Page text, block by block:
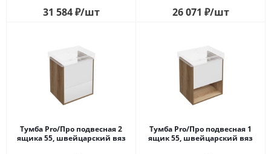
31 584₽/шт 26 071 ₽/шт
Тумба Pro/Про подвесная 2
ящика 55, швейцарский вяз
Тумба Pro/Про подвесная 1
ящик 55, швейцарский вяз